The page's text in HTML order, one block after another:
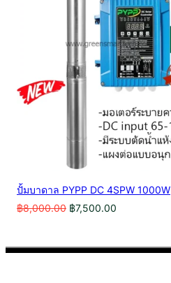
ปั้มบาดาล PYPP DC 4SPW 1000W
฿8,000.00 Original
฿7,500.00